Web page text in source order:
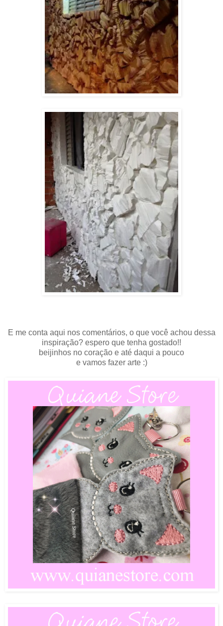
E me conta aqui nos comentários, o que você achou dessa
inspiração? espero que tenha gostado!!
beijinhos no coração e até daqui a pouco
e vamos fazer arte :)